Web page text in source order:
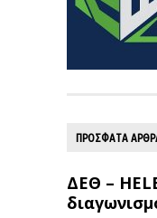
ΠΡΟΣΦΑΤΑ
ΔΕΘ –